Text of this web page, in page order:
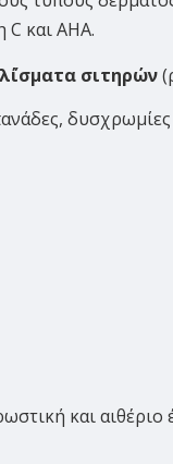
και AHA.
σιτηρών
και αιθέριο